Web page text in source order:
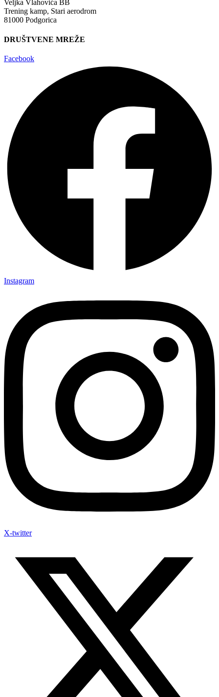
Veljka Vlahovića BB
Trening kamp, Stari aerodrom
81000 Podgorica
DRUŠTVENE MREŽE
Facebook
Instagram
X-twitter